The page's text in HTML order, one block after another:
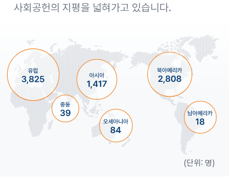
사회공헌의 지평을 넓혀가고 있습니다.
(단위: 명)